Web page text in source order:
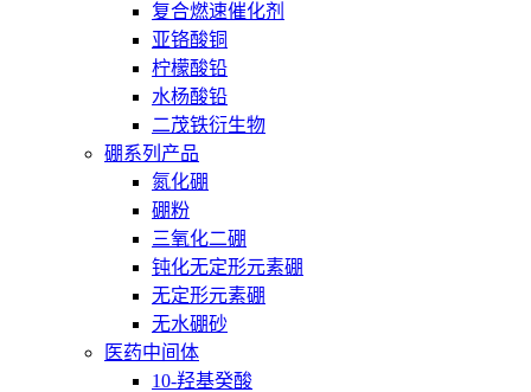
复合燃速催化剂
亚铬酸铜
柠檬酸铅
水杨酸铅
二茂铁衍生物
硼系列产品
氮化硼
硼粉
三氧化二硼
钝化无定形元素硼
无定形元素硼
无水硼砂
医药中间体
10-羟基癸酸